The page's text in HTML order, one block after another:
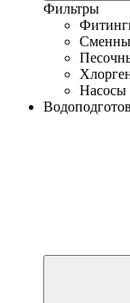
Фильтры
Насосы